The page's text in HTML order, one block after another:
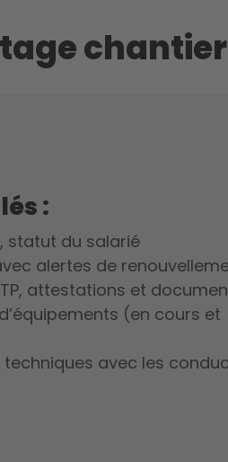
chantier
:
statut du salarié
alertes de
attestations et
(en cours et
avec les